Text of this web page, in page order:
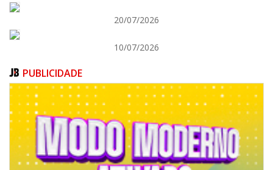
Salão Nobre Rui Barbosa do Palácio Marcos Konder abrigará gabinete
20/07/2026
10/07/2026
PUBLICIDADE